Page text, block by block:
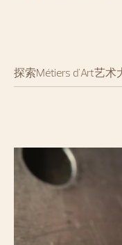
探索Métiers d'Art艺术